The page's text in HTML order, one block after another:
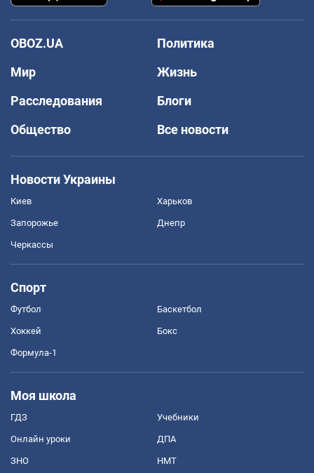
OBOZ.UA
Политика
Мир
Жизнь
Расследования
Блоги
Общество
Все новости
Новости Украины
Киев Харьков
Запорожье Днепр
Черкассы
Спорт
Футбол Баскетбол
Хоккей Бокс
Формула-1
Моя школа
ГДЗ Учебники
Онлайн уроки ДПА
ЗНО НМТ